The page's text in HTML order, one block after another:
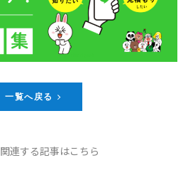
一覧へ戻る
関連する記事はこちら